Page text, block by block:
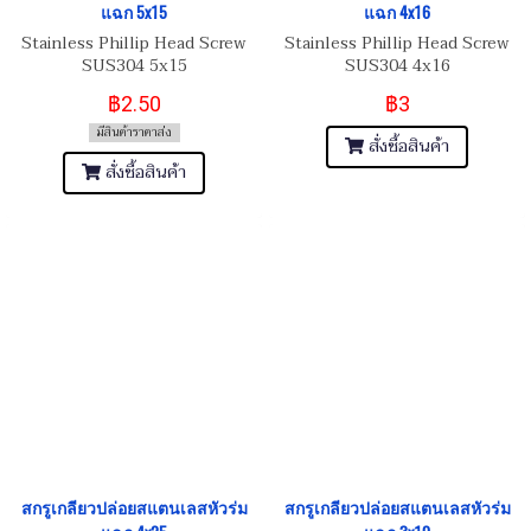
แฉก 5x15
Stainless Phillip Head Screw
SUS304 5x15
฿2.50
มีสินค้าราคาส่ง
สั่งซื้อสินค้า
แฉก 4x16
Stainless Phillip Head Screw
SUS304 4x16
฿3
สั่งซื้อสินค้า
สกรูเกลียวปล่อยสแตนเลสหัวร่ม
สกรูเกลียวปล่อยสแตนเลสหัวร่ม